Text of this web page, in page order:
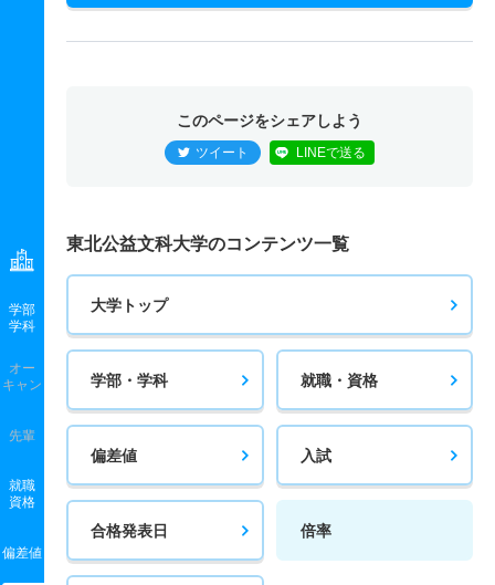
学部
学科
オー
キャン
先輩
就職
資格
偏差値
このページをシェアしよう
ツイート LINEで送る
東北公益文科大学のコンテンツ一覧
大学トップ
学部・学科 就職・資格
偏差値 入試
合格発表日 倍率